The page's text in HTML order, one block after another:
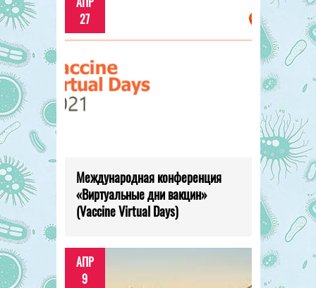
27
Международная конференция
«Виртуальные дни вакцин»
(Vaccine Virtual Days)
АПР
9